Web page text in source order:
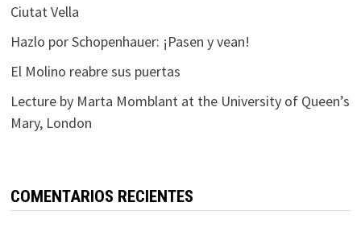
Ciutat Vella
Hazlo por Schopenhauer: ¡Pasen y vean!
El Molino reabre sus puertas
Lecture by Marta Momblant at the University of Queen’s
Mary, London
COMENTARIOS RECIENTES